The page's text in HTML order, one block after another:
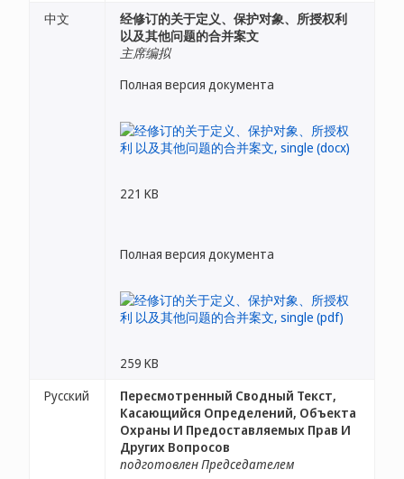
中文
经修订的关于定义、保护对象、所授权利
以及其他问题的合并案文
主席编拟
Полная версия документа
221 KB
Полная версия документа
259 KB
Русский
Пересмотренный Сводный Текст,
Касающийся Определений, Объекта
Охраны И Предоставляемых Прав И
Других Вопросов
подготовлен Председателем